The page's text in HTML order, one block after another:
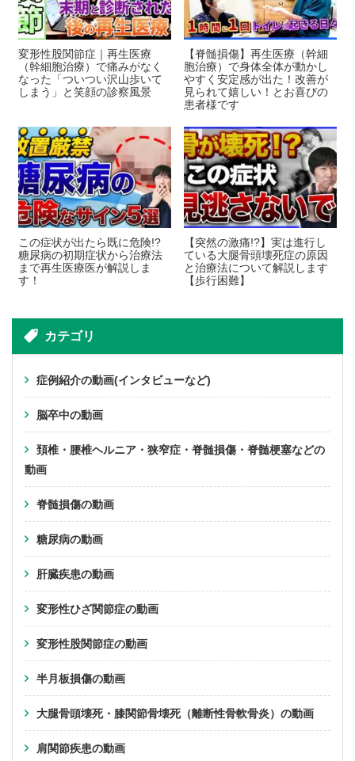
変形性股関節症｜再生医療
（幹細胞治療）で痛みがなく
なった「ついつい沢山歩いて
しまう」と笑顔の診察風景
【脊髄損傷】再生医療（幹細
胞治療）で身体全体が動かし
やすく安定感が出た！改善が
見られて嬉しい！とお喜びの
患者様です
この症状が出たら既に危険!?
糖尿病の初期症状から治療法
まで再生医療医が解説しま
す！
【突然の激痛!?】実は進行し
ている大腿骨頭壊死症の原因
と治療法について解説します
【歩行困難】
カテゴリ
症例紹介の動画(インタビューなど)
脳卒中の動画
頚椎・腰椎ヘルニア・狭窄症・脊髄損傷・脊髄梗塞などの
動画
脊髄損傷の動画
糖尿病の動画
肝臓疾患の動画
変形性ひざ関節症の動画
変形性股関節症の動画
半月板損傷の動画
大腿骨頭壊死・膝関節骨壊死（離断性骨軟骨炎）の動画
肩関節疾患の動画